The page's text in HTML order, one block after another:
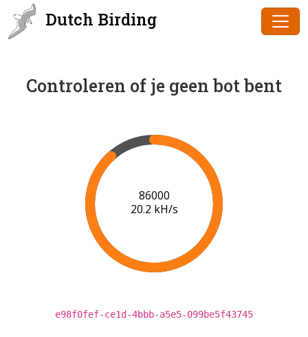
Dutch Birding
Controleren of je geen bot bent
88000
20.3 kH/s
e98f0fef-ce1d-4bbb-a5e5-099be5f43745